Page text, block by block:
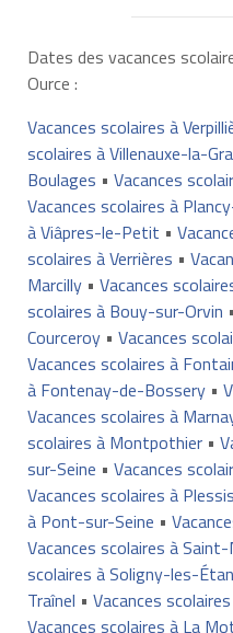
Dates des vacances
Ource :
Vacances scolaires à
scolaires à Villenauxe-la-
Boulages • Vacances
Vacances scolaires à
à Viâpres-le-Petit •
scolaires à Verrières •
Marcilly• Vacances
scolaires à Bouy-sur-Orvin •
Courceroy• Vacances
Vacances scolaires à
à Fontenay-de-Bossery•
Vacances scolaires à
scolaires à Montpothier•
sur-Seine • Vacances
Vacances scolaires à
à Pont-sur-Seine •
Vacances scolaires à
scolaires à Soligny-les-
Traînel • Vacances
Vacances scolaires à La